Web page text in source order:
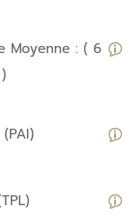
Moyenne : ( 6